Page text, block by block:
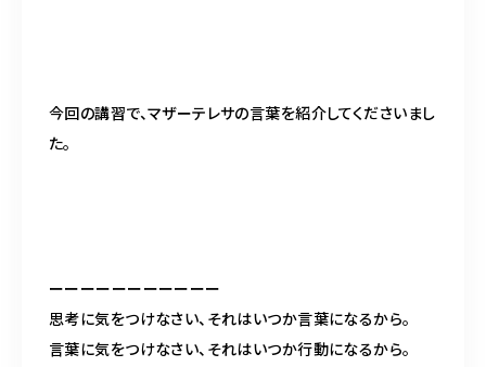
今回の講習で、マザーテレサの言葉を紹介してくださいまし
た。
ーーーーーーーーーーー
思考に気をつけなさい、それはいつか言葉になるから。
言葉に気をつけなさい、それはいつか行動になるから。